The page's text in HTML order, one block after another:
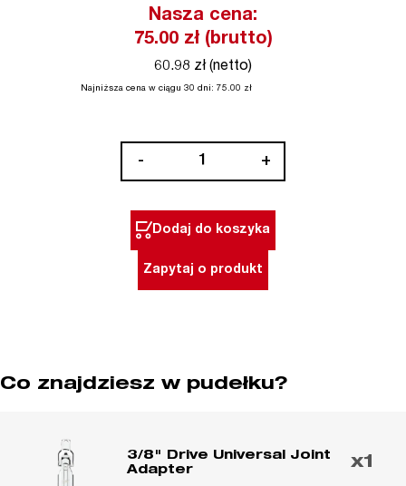
Nasza cena:
75.00zł (brutto)
60.98 zł (netto)
Najniższa cena w ciągu 30 dni: 75.00 zł
-
3/8"
chromowany
Milwaukee
+
Dodaj do koszyka
Zapytaj o produkt
Co znajdziesz w pudełku?
3/8" Drive Universal Joint
Adapter
x1